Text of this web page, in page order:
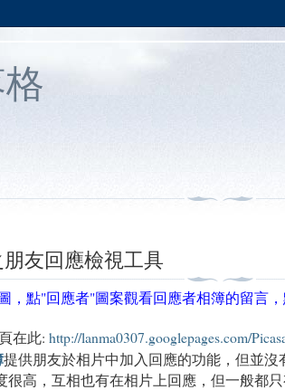
朋友回應檢視工具
，點"回應者"圖案觀看回應者相簿的留言
在此: http://lanma0307.googlepages.com/
提供朋友於相片中加入回應的功能，但並
很高，互相也有在相片上回應，但一般都